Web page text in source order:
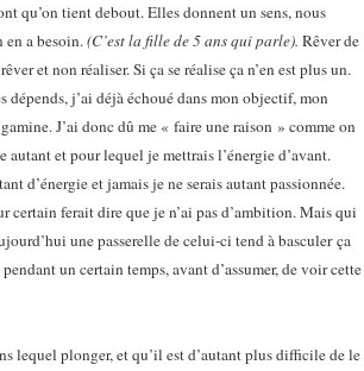
qu’on tient debout. Elles donnent un sens, nous
en a besoin.(C’est la fille de 5 ans qui parle). Rêver de
et non réaliser. Si ça se réalise ça n’en est plus un.
dépends, j’ai déjà échoué dans mon objectif, mon
J’ai donc dû me « faire une raison » comme on
et pour lequel je mettrais l’énergie d’avant.
d’énergie et jamais je ne serais autant passionnée.
ferait dire que je n’ai pas d’ambition. Mais qui
une passerelle de celui-ci tend à basculer ça
un certain temps, avant d’assumer, de voir cette
lequel plonger, et qu’il est d’autant plus difficile de le